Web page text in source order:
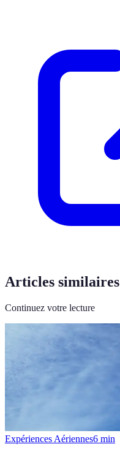
Articles similaires
Continuez votre lecture
Expériences Aériennes6 min